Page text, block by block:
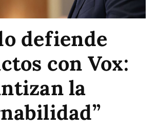
defiende
con Vox:
la